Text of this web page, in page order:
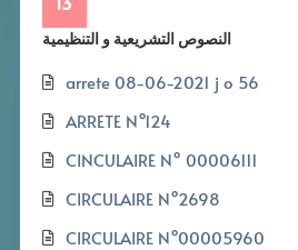
النصوص التشريعية و التنظيمية
arrete 08-06-2021 j o 56
ARRETE N°124
CINCULAIRE N° 00006111
CIRCULAIRE N°2698
CIRCULAIRE N°00005960